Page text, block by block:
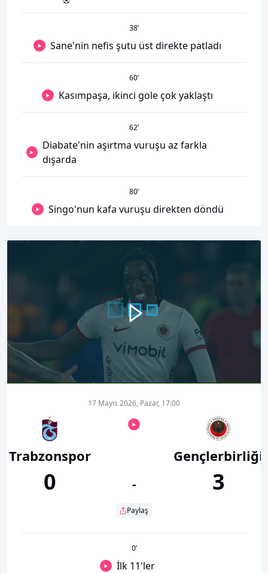
38’
Sane'nin nefis şutu üst direkte patladı
60’
Kasımpaşa, ikinci gole çok yaklaştı
62’
Diabate'nin aşırtma vuruşu az farkla
dışarda
80’
Singo'nun kafa vuruşu direkten döndü
00:00
Trabzonspor
0
17 Mayıs 2026, Pazar, 17:00
-
Paylaş
Gençlerbirliği
3
0’
İlk 11'ler